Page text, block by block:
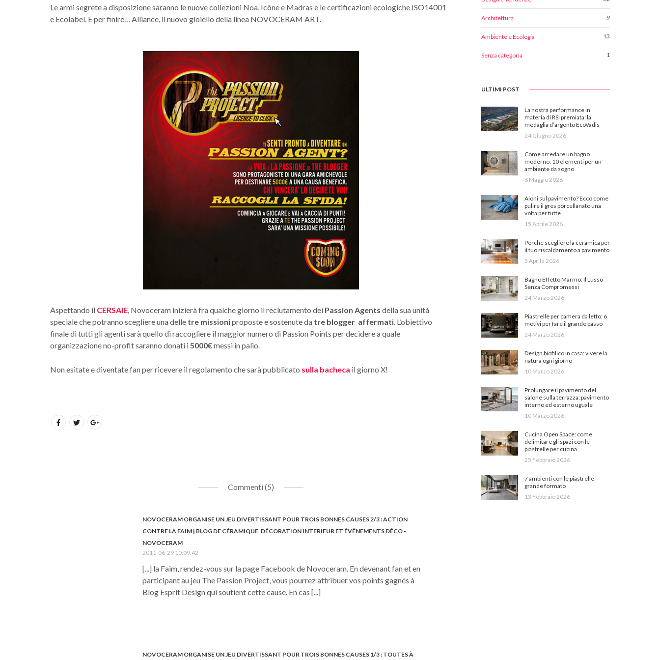
Le armi segrete a disposizione saranno le nuove collezioni Noa, Icône e Madras e le certificazioni ecologiche ISO14001
e Ecolabel. E per finire… Alliance, il nuovo gioiello della linea NOVOCERAM ART.
Aspettando il CERSAIE, Novoceram inizierà fra qualche giorno il reclutamento dei Passion Agents della sua unità
speciale che potranno scegliere una delle tre missioniproposte e sostenute da tre blogger affermati. L’obiettivo
finale di tutti gli agenti sarà quello di raccogliere il maggior numero di Passion Points per decidere a quale
organizzazione no-profit saranno donati i5000€messi in palio.
Non esitate e diventate fan per ricevere il regolamento che sarà pubblicato sulla bacheca il giorno X!
Commenti (5)
NOVOCERAM ORGANISE UN JEU DIVERTISSANT POUR TROIS BONNES CAUSES 2/3 : ACTION
CONTRE LA FAIM | BLOG DE CÉRAMIQUE, DÉCORATION INTERIEUR ET ÉVÉNEMENTS DÉCO -
NOVOCERAM
2011-06-29 10:09:42
[...] la Faim, rendez-vous sur la page Facebook de Novoceram. En devenant fan et en
participant au jeu The Passion Project, vous pourrez attribuer vos points gagnés à
Blog Esprit Design qui soutient cette cause. En cas [...]
NOVOCERAM ORGANISE UN JEU DIVERTISSANT POUR TROIS BONNES CAUSES 1/3 : TOUTES À
Architettura 9
Ambiente e Ecologia 13
Senza categoria 1
ULTIMI POST
La nostra performance in
materia di RSI premiata: la
medaglia d’argento EcoVadis
24 Giugno 2026
Come arredare un bagno
moderno: 10 elementi per un
ambiente da sogno
6 Maggio 2026
Aloni sul pavimento? Ecco come
pulire il gres porcellanato una
volta per tutte
15 Aprile 2026
Perché scegliere la ceramica per
il tuo riscaldamento a pavimento
3 Aprile 2026
Bagno Effetto Marmo: Il Lusso
Senza Compromessi
24 Marzo 2026
Piastrelle per camera da letto: 6
motivi per fare il grande passo
24 Marzo 2026
Design biofilico in casa: vivere la
natura ogni giorno
10 Marzo 2026
Prolungare il pavimento del
salone sulla terrazza: pavimento
interno ed esterno uguale
10 Marzo 2026
Cucina Open Space: come
delimitare gli spazi con le
piastrelle per cucina
25 Febbraio 2026
7 ambienti con le piastrelle
grande formato
13 Febbraio 2026